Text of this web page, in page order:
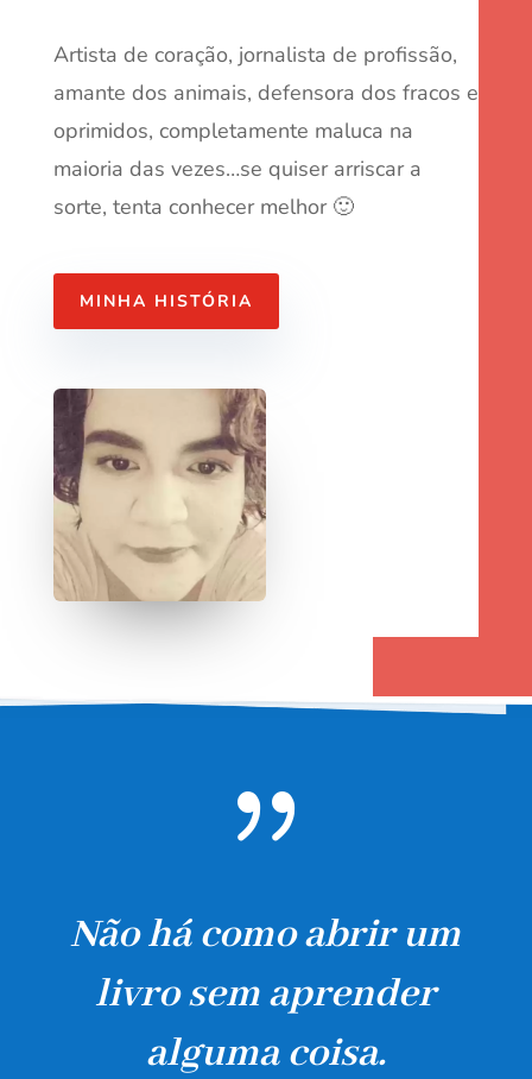
Artista de coração, jornalista de profissão,
amante dos animais, defensora dos fracos e
oprimidos, completamente maluca na
maioria das vezes…se quiser arriscar a
sorte, tenta conhecer melhor 🙂
MINHA HISTÓRIA
{
Não há como abrir um
livro sem aprender
alguma coisa.